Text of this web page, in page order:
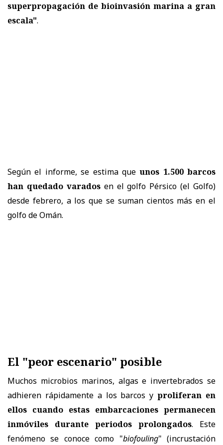
superpropagación de bioinvasión marina a gran
escala".
Según el informe, se estima queunos 1.500 barcos
han quedado varadosen el golfo Pérsico (el Golfo)
desde febrero, a los que se suman cientos más en el
golfo de Omán.
El "peor escenario" posible
Muchos microbios marinos, algas e invertebrados se
adhieren rápidamente a los barcos yproliferan en
ellos cuando estas embarcaciones permanecen
inmóviles durante periodos prolongados. Este
fenómeno se conoce como "biofouling" (incrustación